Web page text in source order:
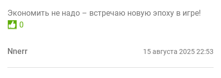
Экономить не надо – встречаю новую эпоху в игре!
0
Nnerr 15 августа 2025 22:53